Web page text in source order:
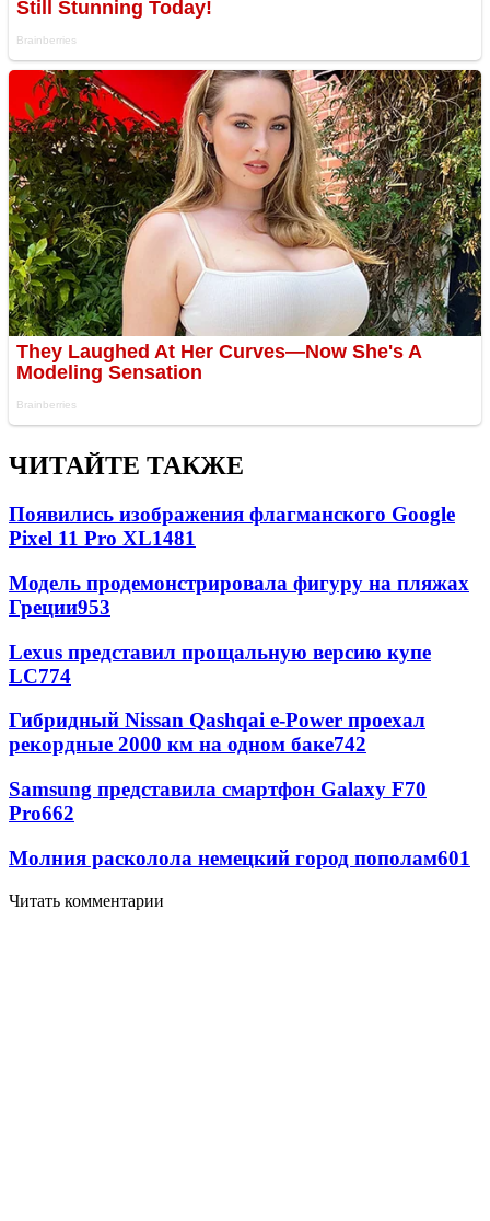
ЧИТАЙТЕ ТАКЖЕ
Появились изображения флагманского Google
Pixel 11 Pro XL1481
Модель продемонстрировала фигуру на пляжах
Греции953
Lexus представил прощальную версию купе
LC774
Гибридный Nissan Qashqai e-Power проехал
рекордные 2000 км на одном баке742
Samsung представила смартфон Galaxy F70
Pro662
Молния расколола немецкий город пополам601
Читать комментарии